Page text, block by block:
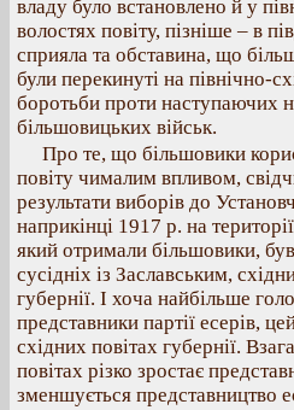
владу було встановлено й у
волостях повіту, пізніше – в
сприяла та обставина, що
були перекинуті на північно-
боротьби проти наступаючих
більшовицьких військ.
Про те, що більшовики
повіту чималим впливом,
результати виборів до
наприкінці 1917 р. на
який отримали більшовики,
сусідніх із Заславським,
губернії. І хоча найбільше
представники партії есерів,
східних повітах губернії.
повітах різко зростає
зменшується представництво